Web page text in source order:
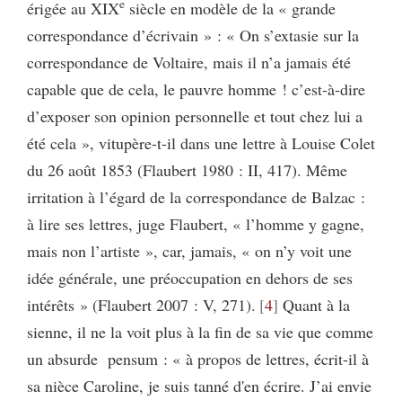
érigée au XIXe siècle en modèle de la « grande
correspondance d’écrivain » : « On s’extasie sur la
correspondance de Voltaire, mais il n’a jamais été
capable que de cela, le pauvre homme ! c’est-à-dire
d’exposer son opinion personnelle et tout chez lui a
été cela », vitupère-t-il dans une lettre à Louise Colet
du 26 août 1853 (Flaubert 1980 : II, 417). Même
irritation à l’égard de la correspondance de Balzac :
à lire ses lettres, juge Flaubert, « l’homme y gagne,
mais non l’artiste », car, jamais, « on n’y voit une
idée générale, une préoccupation en dehors de ses
intérêts » (Flaubert 2007 : V, 271). 4 Quant à la
sienne, il ne la voit plus à la fin de sa vie que comme
un absurde pensum : « à propos de lettres, écrit-il à
sa nièce Caroline, je suis tanné d'en écrire. J’ai envie